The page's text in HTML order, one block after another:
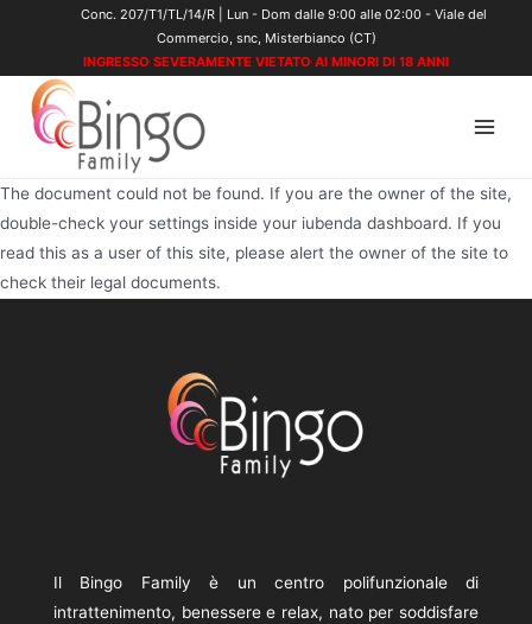
contenuto
Conc. 207/T1/TL/14/R | Lun - Dom dalle 9:00 alle 02:00 - Viale del
Commercio, snc, Misterbianco (CT)
INGRESSO SEVERAMENTE VIETATO AI MINORI DI 18 ANNI
The document could not be found. If you are the owner of the site,
double-check your settings inside your iubenda dashboard. If you
read this as a user of this site, please alert the owner of the site to
check their legal documents.
Il Bingo Family è un centro polifunzionale di
intrattenimento, benessere e relax, nato per soddisfare